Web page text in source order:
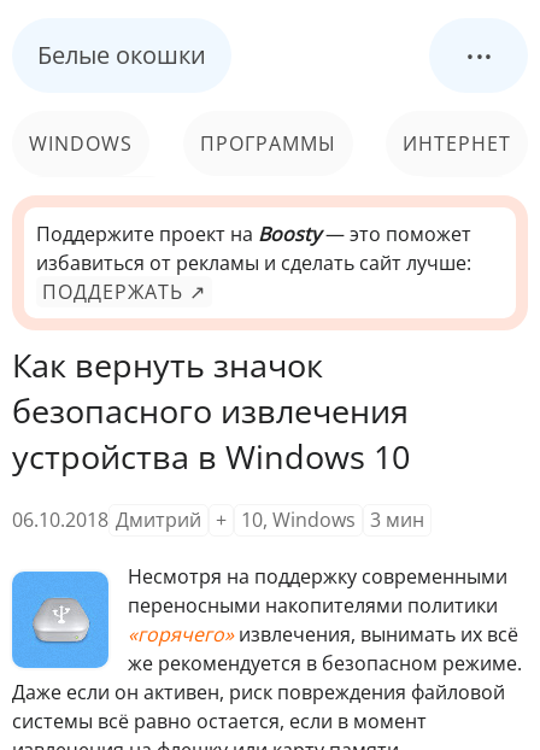
Белые окошки ...
WINDOWS ПРОГРАММЫ ИНТЕРНЕТ
КОМПЬЮТЕР
СИСТЕМА
Поддержите проект на Boosty— это поможет
избавиться от рекламы и сделать сайт лучше:
ПОДДЕРЖАТЬ ↗
Как вернуть значок
безопасного извлечения
устройства в Windows 10
06.10.2018 Дмитрий + 10, Windows 3 мин
Несмотря на поддержку современными
переносными накопителями политики
«горячего»извлечения, вынимать их всё
же рекомендуется в безопасном режиме.
Даже если он активен, риск повреждения файловой
системы всё равно остается, если в момент